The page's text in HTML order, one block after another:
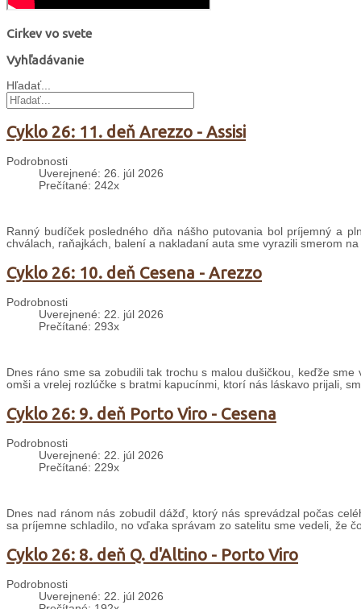
Cirkev vo svete
Vyhľadávanie
Hľadať...
Cyklo 26: 11. deň Arezzo - Assisi
Podrobnosti
Uverejnené: 26. júl 2026
Prečítané: 242x
Ranný budíček posledného dňa nášho putovania bol príjemný a
chválach, raňajkách, balení a nakladaní auta sme vyrazili smerom
Cyklo 26: 10. deň Cesena - Arezzo
Podrobnosti
Uverejnené: 22. júl 2026
Prečítané: 293x
Dnes ráno sme sa zobudili tak trochu s malou dušičkou, keďže
omši a vrelej rozlúčke s bratmi kapucínmi, ktorí nás láskavo prijali,
Cyklo 26: 9. deň Porto Viro - Cesena
Podrobnosti
Uverejnené: 22. júl 2026
Prečítané: 229x
Dnes nad ránom nás zobudil dážď, ktorý nás sprevádzal počas
sa príjemne schladilo, no vďaka správam zo satelitu sme vedeli, že
Cyklo 26: 8. deň Q. d'Altino - Porto Viro
Podrobnosti
Uverejnené: 22. júl 2026